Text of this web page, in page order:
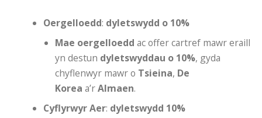
Oergelloedd: dyletswydd o 10%
Mae oergelloedd ac offer cartref mawr eraill
yn destun dyletswyddau o 10%, gyda
chyflenwyr mawr o Tsieina, De
Korea a’rAlmaen.
Cyflyrwyr Aer: dyletswydd 10%